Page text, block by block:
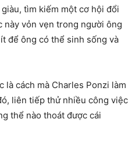
tìm kiếm một cơ hội đổi
này vỏn vẹn trong người ông
để ông có thể sinh sống và
là cách mà Charles Ponzi làm
liên tiếp thử nhiều công việc
thể nào thoát được cái